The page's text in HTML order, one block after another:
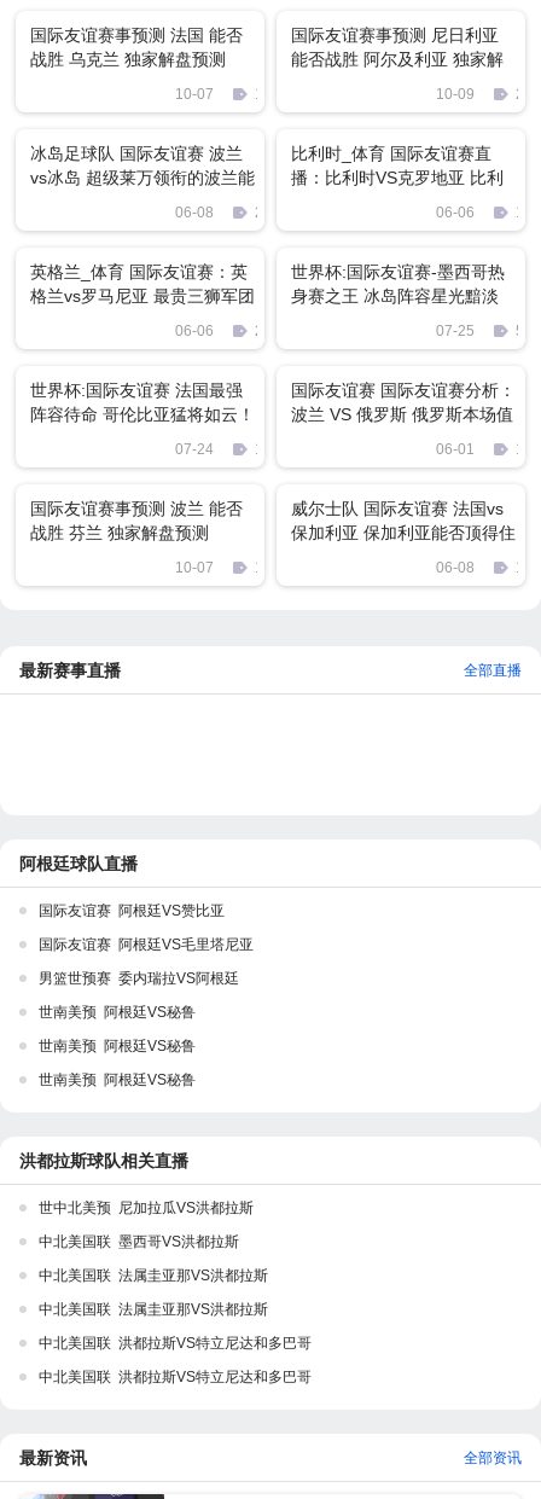
国际友谊赛事预测 法国 能否
战胜 乌克兰 独家解盘预测
10-07 196
国际友谊赛事预测 尼日利亚
能否战胜 阿尔及利亚 独家解
10-09
冰岛足球队 国际友谊赛 波兰
vs冰岛 超级莱万领衔的波兰能
06-08 2714
比利时_体育 国际友谊赛直
播：比利时VS克罗地亚 比利
06-06
英格兰_体育 国际友谊赛：英
格兰vs罗马尼亚 最贵三狮军团
06-06 2249
世界杯:国际友谊赛-墨西哥热
身赛之王 冰岛阵容星光黯淡
07-25 522
世界杯:国际友谊赛 法国最强
阵容待命 哥伦比亚猛将如云！
07-24 1980
国际友谊赛 国际友谊赛分析：
波兰 VS 俄罗斯 俄罗斯本场值
06-01
国际友谊赛事预测 波兰 能否
战胜 芬兰 独家解盘预测
10-07 1142
威尔士队 国际友谊赛 法国vs
保加利亚 保加利亚能否顶得住
06-08
最新赛事直播 全部直播
阿根廷球队直播
国际友谊赛 阿根廷VS赞比亚
国际友谊赛 阿根廷VS毛里塔尼亚
男篮世预赛 委内瑞拉VS阿根廷
世南美预 阿根廷VS秘鲁
世南美预 阿根廷VS秘鲁
世南美预 阿根廷VS秘鲁
洪都拉斯球队相关直播
世中北美预 尼加拉瓜VS洪都拉斯
中北美国联 墨西哥VS洪都拉斯
中北美国联 法属圭亚那VS洪都拉斯
中北美国联 法属圭亚那VS洪都拉斯
中北美国联 洪都拉斯VS特立尼达和多巴哥
中北美国联 洪都拉斯VS特立尼达和多巴哥
最新资讯 全部资讯